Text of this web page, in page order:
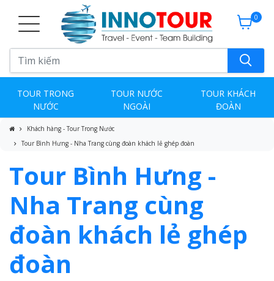
0
TOUR TRONG
NƯỚC
TOUR NƯỚC
NGOÀI
TOUR KHÁCH
ĐOÀN
Khách hàng - Tour Trong Nước
Tour Bình Hưng - Nha Trang cùng đoàn khách lẻ ghép đoàn
Tour Bình Hưng -
Nha Trang cùng
đoàn khách lẻ ghép
đoàn